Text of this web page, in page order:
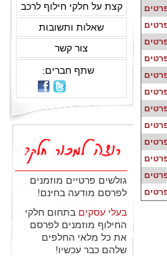
קצת על חלקי חילוף לרכב
שאלות ותשובות
צור קשר
שתף חברים:
גולשים פרטיים מוזמנים
לפרסם מודעה בחינם!
בעלי עסקים בתחום חלקי
החילוף מוזמנים לפרסם
את כל מלאי החלפים
שלהם כבר עכשיו!